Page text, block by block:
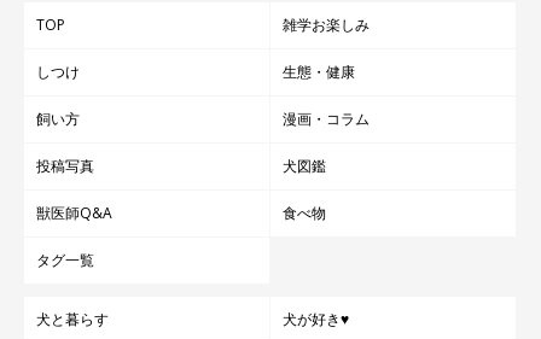
いぬのきもち WEB MAGAZINE「愛犬とのお出かけや散歩に♪100
均＆300均の便利グッズ」
守番・散歩時のトイレのお悩み相談室」
TOP 雑学お楽しみ
しつけ 生態・健康
飼い方 漫画・コラム
投稿写真 犬図鑑
獣医師Q&A 食べ物
タグ一覧
犬と暮らす 犬が好き♥